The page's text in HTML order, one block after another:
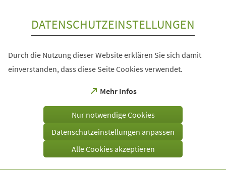
DATENSCHUTZEINSTELLUNGEN
Durch die Nutzung dieser Website erklären Sie sich damit
einverstanden, dass diese Seite Cookies verwendet.
Mehr Infos
(Öffnet
einem
Tab)
Nur notwendige Cookies
Datenschutzeinstellungen anpassen
Alle Cookies akzeptieren